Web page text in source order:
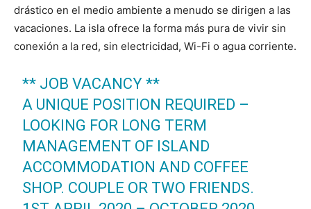
drástico en el medio ambiente a menudo se dirigen a las
vacaciones. La isla ofrece la forma más pura de vivir sin
conexión a la red, sin electricidad, Wi-Fi o agua corriente.
** JOB VACANCY **
A UNIQUE POSITION REQUIRED –
LOOKING FOR LONG TERM
MANAGEMENT OF ISLAND
ACCOMMODATION AND COFFEE
SHOP. COUPLE OR TWO FRIENDS.